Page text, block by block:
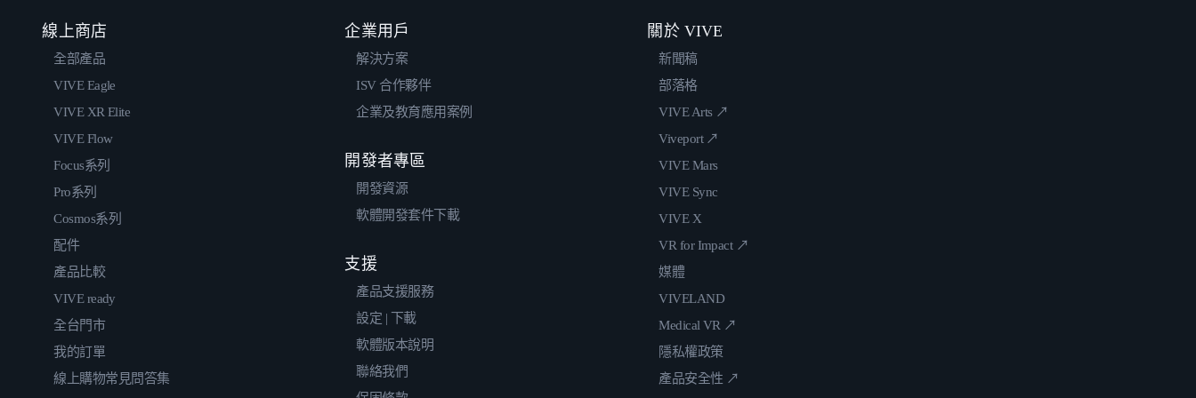
線上商店
全部產品
VIVE Eagle
VIVE XR Elite
VIVE Flow
Focus系列
Pro系列
Cosmos系列
配件
產品比較
VIVE ready
全台門市
我的訂單
線上購物常見問答集
企業用戶
解決方案
ISV 合作夥伴
企業及教育應用案例
開發者專區
開發資源
軟體開發套件下載
支援
產品支援服務
設定 | 下載
軟體版本說明
聯絡我們
關於 VIVE
新聞稿
部落格
VIVE Arts ↗
Viveport ↗
VIVE Mars
VIVE Sync
VIVE X
VR for Impact ↗
媒體
VIVELAND
Medical VR ↗
隱私權政策
產品安全性 ↗